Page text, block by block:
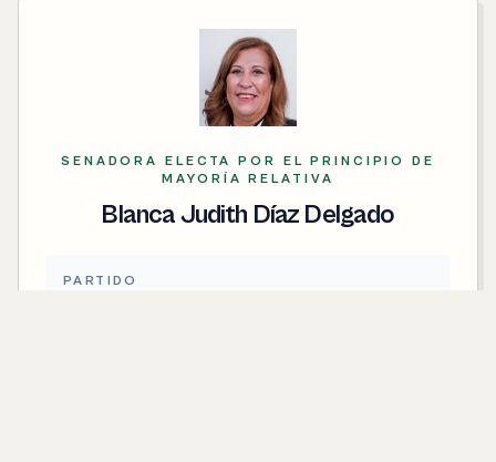
SENADORA ELECTA POR EL PRINCIPIO DE
MAYORÍA RELATIVA
Blanca Judith Díaz Delgado
PARTIDO